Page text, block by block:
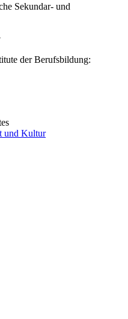
Sekundar- und
der Berufsbildung:
und Kultur